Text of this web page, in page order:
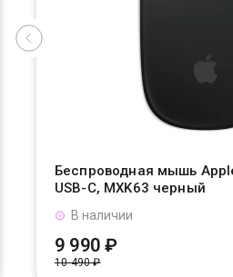
Беспроводная мышь
USB-C, MXK63 черный
В наличии
9 990 ₽
10 490 ₽